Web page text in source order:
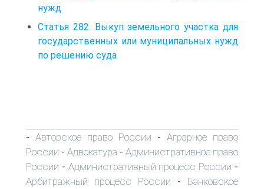
нужд
Статья 282. Выкуп земельного участка для
государственных или муниципальных нужд
по решению суда
- Авторское право России - Аграрное право
России - Адвокатура - Административное право
России - Административный процесс России -
Арбитражный процесс России - Банковское